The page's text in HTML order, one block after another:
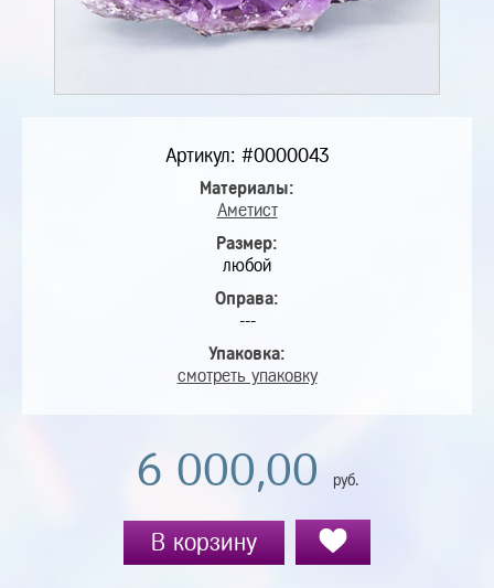
Артикул: #0000043
Материалы:
Аметист
Размер:
любой
Оправа:
---
Упаковка:
смотреть упаковку
6 000,00 руб.
В корзину